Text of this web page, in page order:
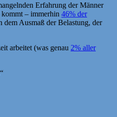
Erfahrung der Männer
– immerhin 46% der
Ausmaß der Belastung, der
arbeitet (was genau 2% aller